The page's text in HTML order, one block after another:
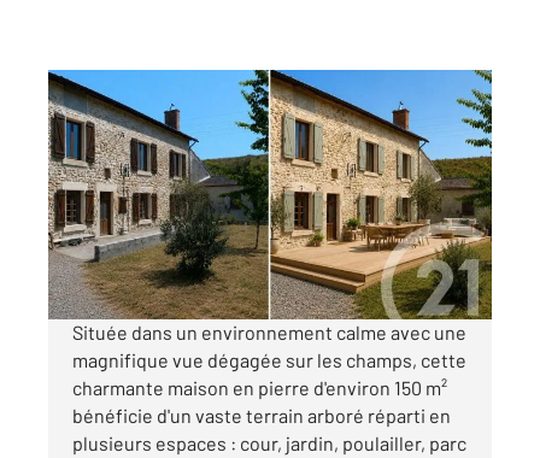
CHALLUY 58
149,15 m2, 6 pièces
Ref : 23080
Maison à vendre
165 000 €
Visiter le site dédié
Située dans un environnement calme avec une
magnifique vue dégagée sur les champs, cette
charmante maison en pierre d'environ 150 m²
bénéficie d'un vaste terrain arboré réparti en
plusieurs espaces : cour, jardin, poulailler, parc